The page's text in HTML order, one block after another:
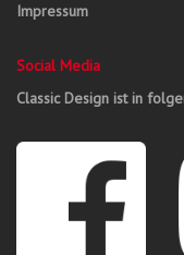
Impressum
Social Media
Classic Design ist in